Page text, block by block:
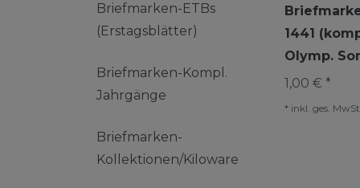
Briefmarken-ETBs
(Erstagsblätter)
Briefmarken-Kompl.
Jahrgänge
Briefmarken-
Kollektionen/Kiloware
1441
Olymp.
1,00 € *
* inkl. ges.